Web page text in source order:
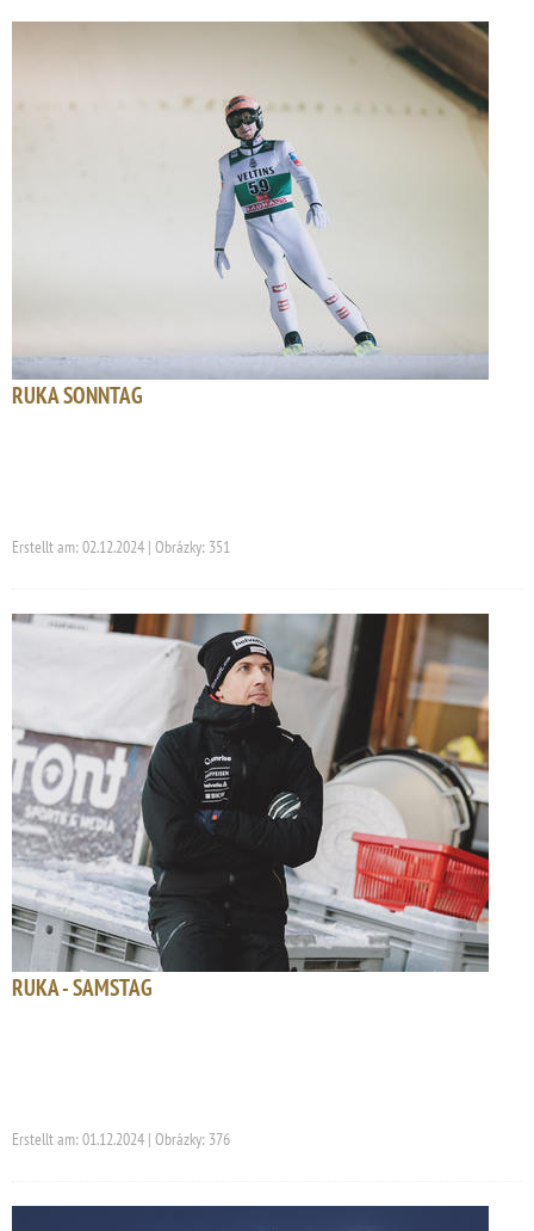
RUKA SONNTAG
Erstellt am: 02.12.2024 | Obrázky: 351
RUKA - SAMSTAG
Erstellt am: 01.12.2024 | Obrázky: 376